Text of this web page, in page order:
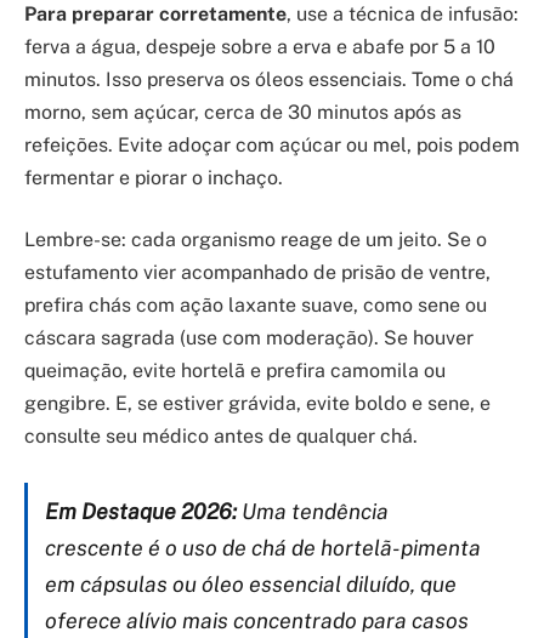
Para preparar corretamente, use a técnica de infusão:
ferva a água, despeje sobre a erva e abafe por 5 a 10
minutos. Isso preserva os óleos essenciais. Tome o chá
morno, sem açúcar, cerca de 30 minutos após as
refeições. Evite adoçar com açúcar ou mel, pois podem
fermentar e piorar o inchaço.
Lembre-se: cada organismo reage de um jeito. Se o
estufamento vier acompanhado de prisão de ventre,
prefira chás com ação laxante suave, como sene ou
cáscara sagrada (use com moderação). Se houver
queimação, evite hortelã e prefira camomila ou
gengibre. E, se estiver grávida, evite boldo e sene, e
consulte seu médico antes de qualquer chá.
Em Destaque 2026:Uma tendência
crescente é o uso de chá de hortelã-pimenta
em cápsulas ou óleo essencial diluído, que
oferece alívio mais concentrado para casos